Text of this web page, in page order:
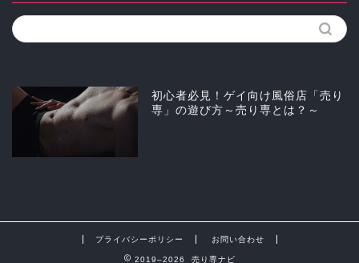
初心者必見！ゲイ向け風俗店「売り
専」の遊び方～売り専とは？～
プライバシーポリシー お問い合わせ
2019–2026 売り専ナビ